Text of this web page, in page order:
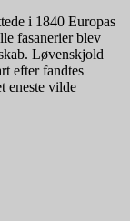
i 1840 Europas
fasanerier blev
Løvenskjold
efter fandtes
eneste vilde